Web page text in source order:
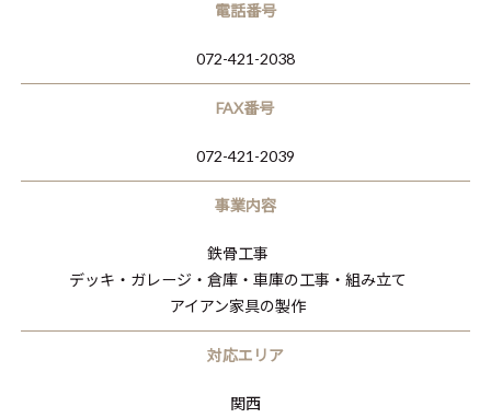
電話番号
072-421-2038
FAX番号
072-421-2039
事業内容
鉄骨工事
デッキ・ガレージ・倉庫・車庫の工事・組み立て
アイアン家具の製作
対応エリア
関西